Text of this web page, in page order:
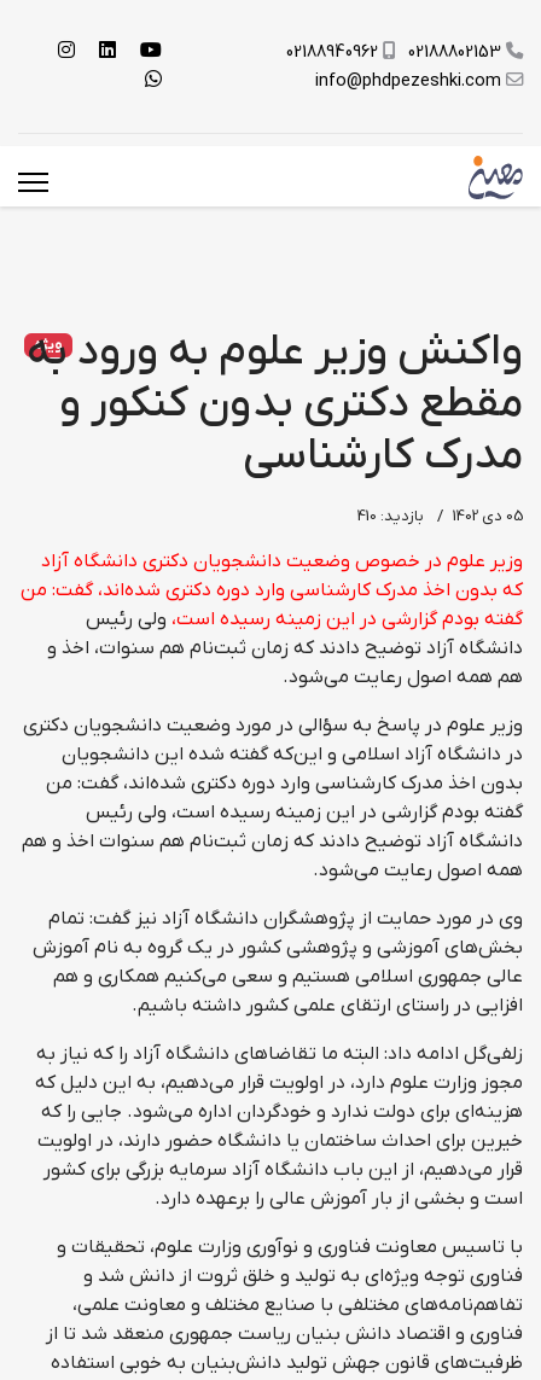
02188802153
02188940962
info@phdpezeshki.com
ویژه
واکنش وزیر علوم به ورود به
مقطع دکتری بدون کنکور و
مدرک کارشناسی
05 دی 1402 بازدید: 410
وزیر علوم در خصوص وضعیت دانشجویان دکتری دانشگاه آزاد
که بدون اخذ مدرک کارشناسی وارد دوره دکتری شده‌اند، گفت: من
گفته بودم گزارشی در این زمینه رسیده است، ولی رئیس
دانشگاه آزاد توضیح دادند که زمان ثبت‌نام هم سنوات، اخذ و
هم همه اصول رعایت می‌شود.
وزیر علوم در پاسخ به سؤالی در مورد وضعیت دانشجویان دکتری
در دانشگاه آزاد اسلامی و این‌که گفته شده این دانشجویان
بدون اخذ مدرک کارشناسی وارد دوره دکتری شده‌اند، گفت: من
گفته بودم گزارشی در این زمینه رسیده است، ولی رئیس
دانشگاه آزاد توضیح دادند که زمان ثبت‌نام هم سنوات اخذ و هم
همه اصول رعایت می‌شود.
وی در مورد حمایت از پژوهشگران دانشگاه آزاد نیز گفت: تمام
بخش‌های آموزشی و پژوهشی کشور در یک گروه به نام آموزش
عالی جمهوری اسلامی هستیم و سعی می‌کنیم همکاری و هم
افزایی در راستای ارتقای علمی کشور داشته باشیم.
زلفی‌گل ادامه داد: البته ما تقاضاهای دانشگاه آزاد را که نیاز به
مجوز وزارت علوم دارد، در اولویت قرار می‌دهیم، به این دلیل که
هزینه‌ای برای دولت ندارد و خودگردان اداره می‌شود. جایی را که
خیرین برای احداث ساختمان یا دانشگاه حضور دارند، در اولویت
قرار می‌دهیم، از این باب دانشگاه آزاد سرمایه بزرگی برای کشور
است و بخشی از بار آموزش عالی را برعهده دارد.
با تاسیس معاونت فناوری و نوآوری وزارت علوم، تحقیقات و
فناوری توجه ویژه‌ای به تولید و خلق ثروت از دانش شد و
تفاهم‌نامه‌های مختلفی با صنایع مختلف و معاونت علمی،
فناوری و اقتصاد دانش بنیان ریاست جمهوری منعقد شد تا از
ظرفیت‌های قانون جهش تولید دانش‌بنیان به خوبی استفاده